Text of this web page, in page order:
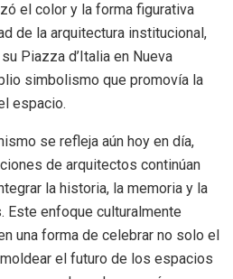
el color y la forma figurativa
de la arquitectura institucional,
Piazza d’Italia en Nueva
simbolismo que promovía la
espacio.
se refleja aún hoy en día,
de arquitectos continúan
la historia, la memoria y la
Este enfoque culturalmente
una forma de celebrar no solo el
el futuro de los espacios